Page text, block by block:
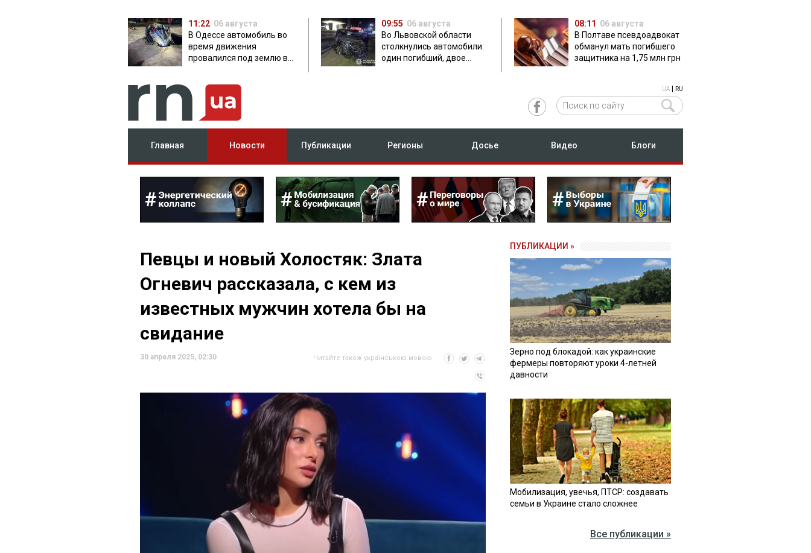
11:22 06 августа
В Одессе автомобиль во
время движения
провалился под землю в
09:55 06 августа
Во Львовской области
столкнулись автомобили:
один погибший, двое
08:11 06 августа
В Полтаве псевдоадвокат
обманул мать погибшего
защитника на 1,75 млн грн
UA RU
Главная Новости Публикации Регионы Досье Видео Блоги
Певцы и новый Холостяк: Злата
Огневич рассказала, с кем из
известных мужчин хотела бы на
свидание
30 апреля 2025, 02:30 Читайте також українською мовою
ПУБЛИКАЦИИ »
Зерно под блокадой: как украинские
фермеры повторяют уроки 4-летней
давности
Мобилизация, увечья, ПТСР: создавать
семьи в Украине стало сложнее
Все публикации »